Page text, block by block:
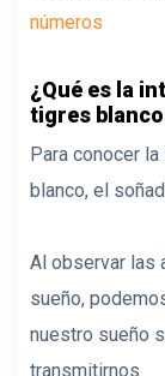
números
¿Qué es la
tigres
Para conocer
blanco, el
Al observar las
sueño,
nuestro sueño
transmitirnos.